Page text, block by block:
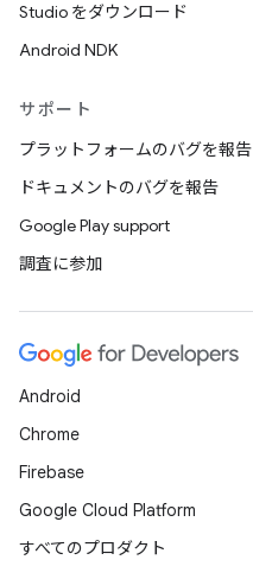
Studio をダウンロード
Android NDK
サポート
プラットフォームのバグを報告
ドキュメントのバグを報告
Google Play support
調査に参加
Android
Chrome
Firebase
Google Cloud Platform
すべてのプロダクト